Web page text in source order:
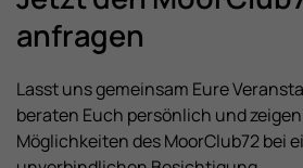
anfragen
Lasst uns gemeinsam Eure
beraten Euch persönlich und
Möglichkeiten des MoorClub72 bei